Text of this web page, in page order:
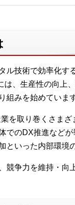
ル技術で効率化
、生産性の向上
組みを始めています
を取り巻くさま
でのDX推進など
いった内部環境
争力を維持・向